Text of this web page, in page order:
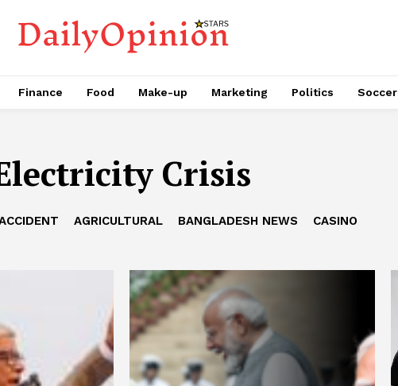
Finance Food Make-up Marketing Politics Soccer
Crisis
AGRICULTURAL BANGLADESH NEWS CASINO